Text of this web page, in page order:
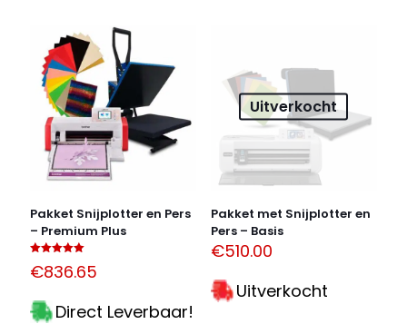
Pakket Snijplotter en Pers
– Premium Plus
5.00
€836.65
Direct Leverbaar!
Uitverkocht
Pakket met Snijplotter en
Pers – Basis
€510.00
Uitverkocht